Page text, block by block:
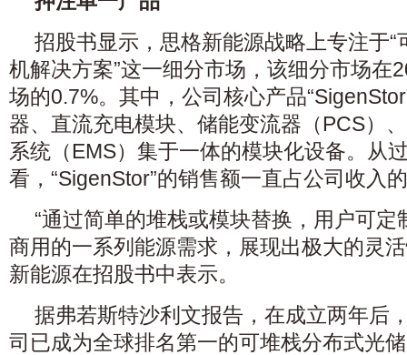
招股书显示，思格新能源战略上专注于
机解决方案”这一细分市场，该细分市场在
场的0.7%。其中，公司核心产品
器、直流充电模块、储能变流器（PCS）
系统（EMS）集于一体的模块化设备。从
看，“SigenStor”的销售额一直占公司收入
“通过简单的堆栈或模块替换，用户可
商用的一系列能源需求，展现出极大的灵
新能源在招股书中表示。
据弗若斯特沙利文报告，在成立两年后
司已成为全球排名第一的可堆栈分布式光